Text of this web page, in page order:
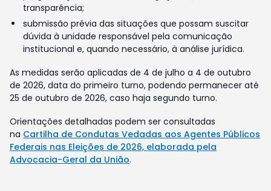
transparência;
submissão prévia das situações que possam suscitar
dúvida à unidade responsável pela comunicação
institucional e, quando necessário, à análise jurídica.
As medidas serão aplicadas de 4 de julho a 4 de outubro
de 2026, data do primeiro turno, podendo permanecer até
25 de outubro de 2026, caso haja segundo turno.
Orientações detalhadas podem ser consultadas
na Cartilha de Condutas Vedadas aos Agentes Públicos
Federais nas Eleições de 2026, elaborada pela
Advocacia-Geral da União.